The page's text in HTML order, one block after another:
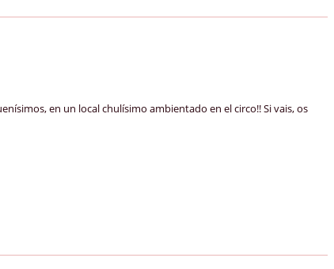
en un local chulísimo ambientado en el circo!! Si vais, os